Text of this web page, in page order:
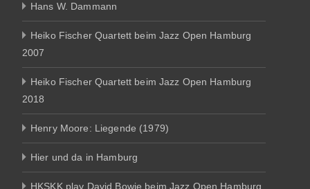
Hans W. Dammann
Heiko Fischer Quartett beim Jazz Open Hamburg
2007
Heiko Fischer Quartett beim Jazz Open Hamburg
2018
Henry Moore: Liegende (1979)
Hier und da in Hamburg
HKSKK play David Bowie beim Jazz Open Hamburg